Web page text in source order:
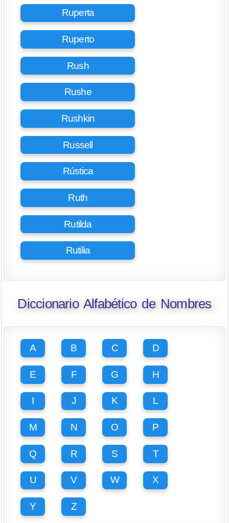
Ruperta
Ruperto
Rush
Rushe
Rushkin
Russell
Rústica
Ruth
Rutilda
Rutilia
Diccionario Alfabético de Nombres
A B C D
E F G H
I J K L
M N O P
Q R S T
U V W X
Y Z